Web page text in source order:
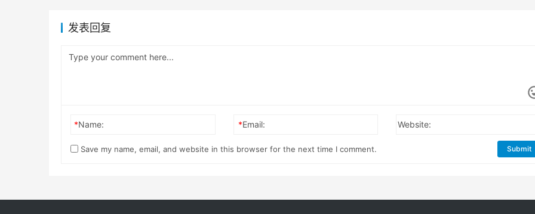
发表回复
*Name: *Email: Website:
Save my name, email, and website in this browser for the next time I comment. Submit